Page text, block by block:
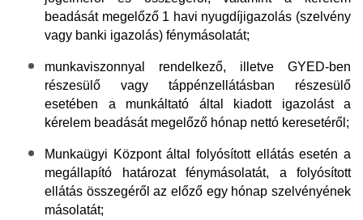
beadását megelőző 1 havi nyugdíjigazolás (szelvény
vagy banki igazolás) fénymásolatát;
munkaviszonnyal rendelkező, illetve GYED-ben
részesülő vagy táppénzellátásban részesülő
esetében a munkáltató által kiadott igazolást a
kérelem beadását megelőző hónap nettó keresetéről;
Munkaügyi Központ által folyósított ellátásesetén a
megállapító határozat fénymásolatát, a folyósított
ellátás összegéről az előző egy hónap szelvényének
másolatát;